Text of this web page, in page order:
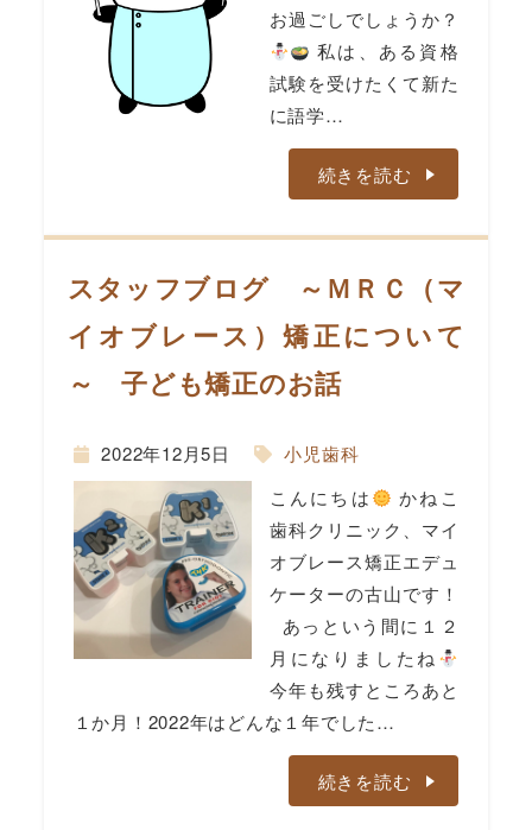
お過ごしでしょうか？
私は、ある資格
試験を受けたくて新た
に語学…
続きを読む
スタッフブログ ～ＭＲＣ（マ
イオブレース）矯正について
～ 子ども矯正のお話
2022年12月5日
小児歯科
こんにちは
かねこ
歯科クリニック、マイ
オブレース矯正エデュ
ケーターの古山です！
あっという間に１２
月になりましたね
今年も残すところあと
１か月！2022年はどんな１年でした…
続きを読む